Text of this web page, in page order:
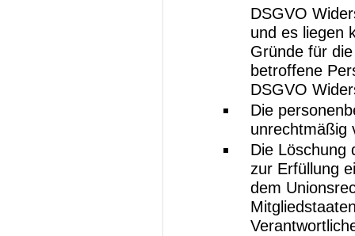
DSGVO
und es liegen
Gründe für
betroffene
DSGVO
Die
unrechtmäßig
Die Löschung
zur Erfüllung
dem